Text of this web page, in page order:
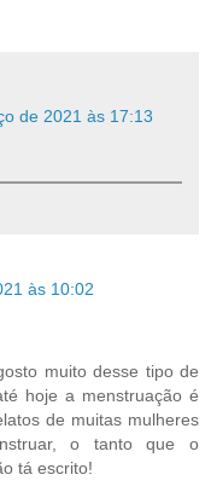
de 2021 às 17:13
às 10:02
muito desse tipo de
hoje a menstruação é
de muitas mulheres
o tanto que o
tá escrito!